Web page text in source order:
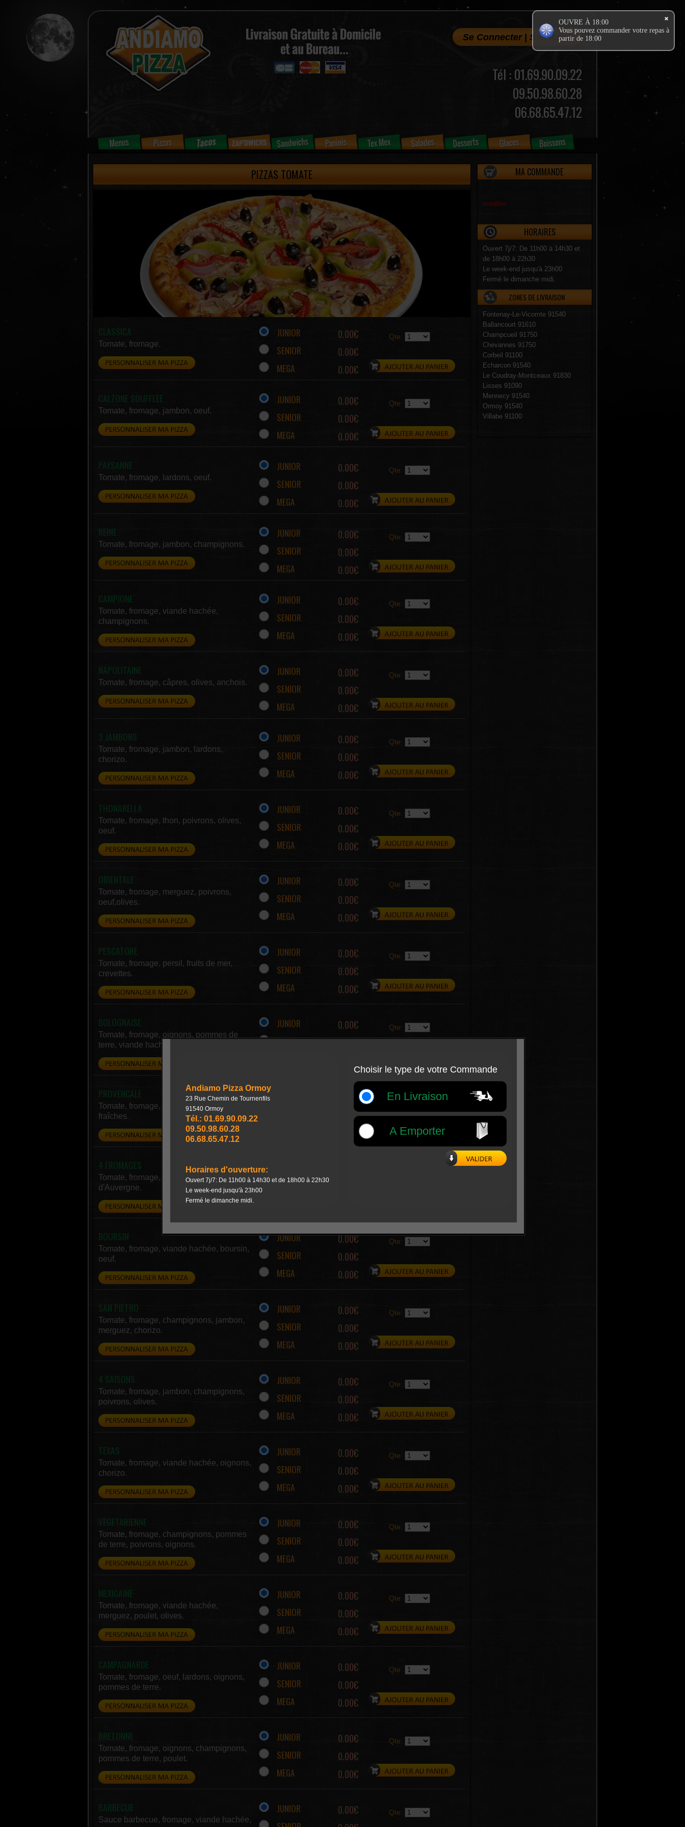
Se Connecter| S’inscrire
Tél : 01.69.90.09.22
09.50.98.60.28
06.68.65.47.12
PIZZAS TOMATE
CLASSICA
Tomate, fromage.
JUNIOR 0.00€
SENIOR 0.00€
MEGA 0.00€
Qte:
CALZONE SOUFFLEE
Tomate, fromage, jambon, oeuf.
JUNIOR 0.00€
SENIOR 0.00€
MEGA 0.00€
Qte:
PAYSANNE
Tomate, fromage, lardons, oeuf.
JUNIOR 0.00€
SENIOR 0.00€
MEGA 0.00€
Qte:
REINE
Tomate, fromage, jambon, champignons.
JUNIOR 0.00€
SENIOR 0.00€
MEGA 0.00€
Qte:
CAMPIONE
Tomate, fromage, viande hachée,
champignons.
JUNIOR 0.00€
SENIOR 0.00€
MEGA 0.00€
Qte:
NAPOLITAINE
Tomate, fromage, câpres, olives, anchois.
JUNIOR 0.00€
SENIOR 0.00€
MEGA 0.00€
Qte:
3 JAMBONS
Tomate, fromage, jambon, lardons,
chorizo.
JUNIOR 0.00€
SENIOR 0.00€
MEGA 0.00€
Qte:
THONARELLA
Tomate, fromage, thon, poivrons, olives,
oeuf.
JUNIOR 0.00€
SENIOR 0.00€
MEGA 0.00€
Qte:
ORIENTALE
Tomate, fromage, merguez, poivrons,
oeuf,olives.
JUNIOR 0.00€
SENIOR 0.00€
MEGA 0.00€
Qte:
PESCATORE
Tomate, fromage, persil, fruits de mer,
crevettes.
JUNIOR 0.00€
SENIOR 0.00€
MEGA 0.00€
Qte:
BOLOGNAISE
Tomate, fromage, oignons, pommes de
terre, viande hachée, bolognaise.
JUNIOR 0.00€
SENIOR 0.00€
Qte:
PROVENCALE
Tomate, fromage, mozzarella, tomates
fraîches.
0.00€
Qte:
4 FROMAGES
Tomate, fromage, chèvre, brie, bleu
d'Auvergne.
SENIOR
BOURSIN
Tomate, fromage, viande hachée, boursin,
oeuf.
JUNIOR 0.00€
SENIOR 0.00€
MEGA 0.00€
Qte:
SAN PIETRO
Tomate, fromage, champignons, jambon,
merguez, chorizo.
JUNIOR 0.00€
SENIOR 0.00€
MEGA 0.00€
Qte:
4 SAISONS
Tomate, fromage, jambon, champignons,
poivrons, olives.
JUNIOR 0.00€
SENIOR 0.00€
MEGA 0.00€
Qte:
TEXAS
Tomate, fromage, viande hachée, oignons,
chorizo.
JUNIOR 0.00€
SENIOR 0.00€
MEGA 0.00€
Qte:
VEGETARIENNE
Tomate, fromage, champignons, pommes
de terre, poivrons, oignons.
JUNIOR 0.00€
SENIOR 0.00€
MEGA 0.00€
Qte:
MEXICAINE
Tomate, fromage, viande hachée,
merguez, poulet, olives.
JUNIOR 0.00€
SENIOR 0.00€
MEGA 0.00€
Qte:
CAMPAGNARDE
Tomate, fromage, oeuf, lardons, oignons,
pommes de terre.
JUNIOR 0.00€
SENIOR 0.00€
MEGA 0.00€
Qte:
BRETONNE
Tomate, fromage, oignons, champignons,
pommes de terre, poulet.
JUNIOR 0.00€
SENIOR 0.00€
MEGA 0.00€
Qte:
BARBECUE
Sauce barbecue, fromage, viande hachée,
JUNIOR 0.00€ Qte:
MA COMMANDE
modifier
HORAIRES
Ouvert 7j/7: De 11h00 à 14h30 et
de 18h00 à 22h30
Le week-end jusqu'à 23h00
Fermé le dimanche midi.
ZONES DE LIVRAISON
Fontenay-Le-Vicomte 91540
Ballancourt 91610
Champcueil 91750
Chevannes 91750
Corbeil 91100
Echarcon 91540
Le Coudray-Montceaux 91830
Lisses 91090
Mennecy 91540
Ormoy 91540
Villabe 91100
OUVRE À 18:00
Vous pouvez commander votre repas à
partir de 18:00